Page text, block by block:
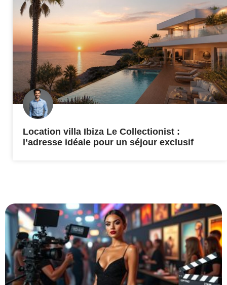
Location villa Ibiza Le Collectionist :
l’adresse idéale pour un séjour exclusif